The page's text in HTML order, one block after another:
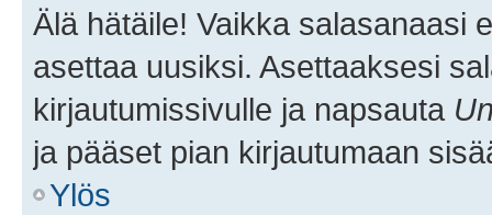
Älä hätäile! Vaikka salasanaasi
asettaa uusiksi. Asettaaksesi
kirjautumissivulle ja napsauta
ja pääset pian kirjautumaan
Ylös